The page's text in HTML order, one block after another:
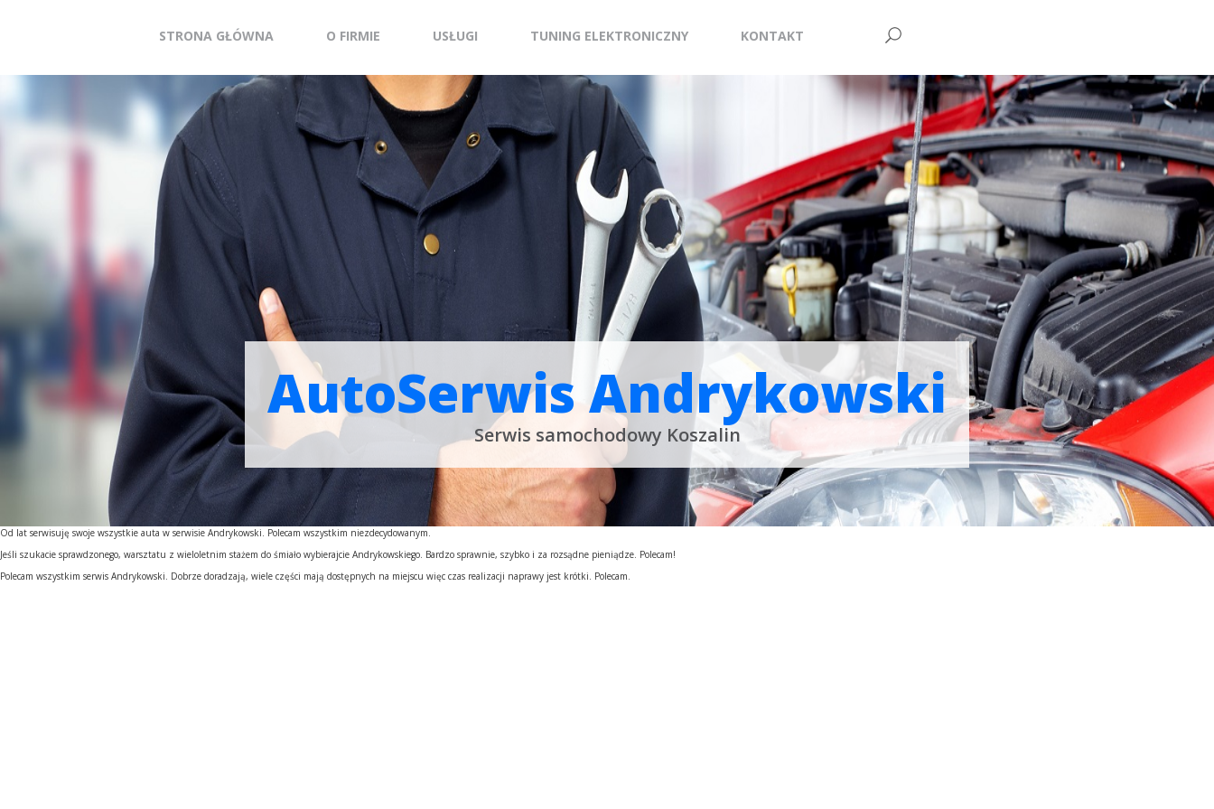
STRONA GŁÓWNA O FIRMIE USŁUGI TUNING ELEKTRONICZNY KONTAKT
AutoSerwis Andrykowski
Serwis samochodowy Koszalin
Od lat serwisuję swoje wszystkie auta w serwisie Andrykowski. Polecam wszystkim niezdecydowanym.
Jeśli szukacie sprawdzonego, warsztatu z wieloletnim stażem do śmiało wybierajcie Andrykowskiego. Bardzo sprawnie, szybko i za rozsądne pieniądze. Polecam!
Polecam wszystkim serwis Andrykowski. Dobrze doradzają, wiele części mają dostępnych na miejscu więc czas realizacji naprawy jest krótki. Polecam.